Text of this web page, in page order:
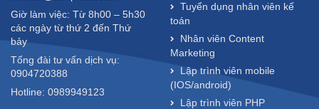
Giờ làm việc: Từ 8h00 – 5h30
các ngày từ thứ 2 đến Thứ
bảy
Tổng đài tư vấn dịch vụ:
0904720388
Hotline: 0989949123
Tuyển dụng nhân viên kế
toán
Nhân viên Content
Marketing
Lập trình viên mobile
(IOS/android)
Lập trình viên PHP